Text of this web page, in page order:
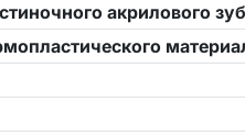
акрилового